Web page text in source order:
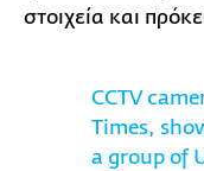
στοιχεία και
CCTV
Times,
a group of